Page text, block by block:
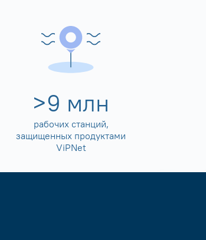
>10 млн
рабочих станций,
защищенных продуктами
ViPNet